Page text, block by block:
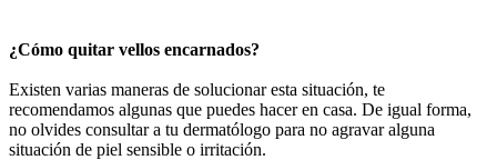
¿Cómo quitar vellos encarnados?
Existen varias maneras de solucionar esta situación, te
recomendamos algunas que puedes hacer en casa. De igual forma,
no olvides consultar a tu dermatólogo para no agravar alguna
situación de piel sensible o irritación.